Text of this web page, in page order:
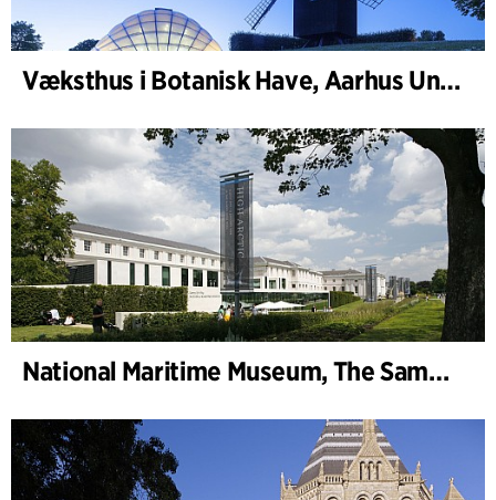
Væksthus i Botanisk Have, Aarhus Universitet
National Maritime Museum, The Sammy Ofer Wing